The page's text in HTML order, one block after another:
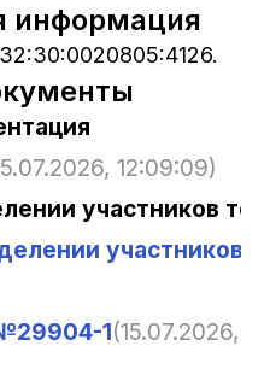
информация
32:30:0020805:4126.
12:09:09)
участников
участников
1(15.07.2026,